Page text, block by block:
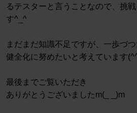
るテスターと言うことなので、挑
す^_^
まだまだ知識不足ですが、一歩づ
健全化に努めたいと考えています
最後までご覧いただき
ありがとうございましたm(_ _)m